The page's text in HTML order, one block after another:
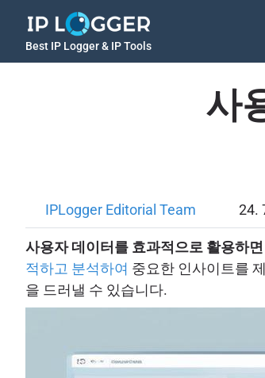
Best IP Logger & IP Tools
사
IPLogger Editorial Team 24.
사용자 데이터를 효과적으로 활용하
적하고 분석하여 중요한 인사이트를
을 드러낼 수 있습니다.